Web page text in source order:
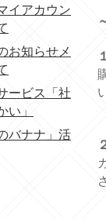
イアカウン
お知らせメ
ービス「社
い」
バナナ」活